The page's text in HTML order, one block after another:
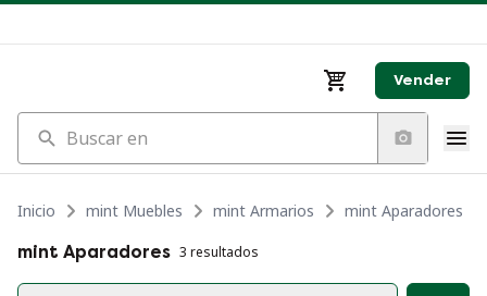
Vender
Buscar en
Inicio mint Muebles mint Armarios
mint Aparadores
mint Aparadores 3 resultados